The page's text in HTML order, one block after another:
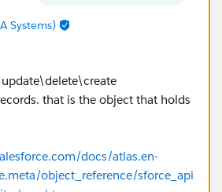
Systems)
that is the object that holds
docs/atlas.en-
object_reference/sforce_api